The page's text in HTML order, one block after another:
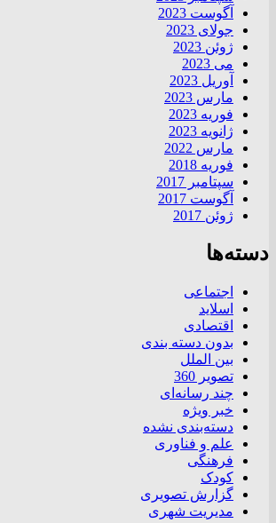
آگوست 2023
جولای 2023
ژوئن 2023
می 2023
آوریل 2023
مارس 2023
فوریه 2023
ژانویه 2023
مارس 2022
فوریه 2018
سپتامبر 2017
آگوست 2017
ژوئن 2017
دسته‌ها
اجتماعی
اسلاید
اقتصادی
بدون دسته بندی
بین الملل
تصویر 360
چند رسانه‌ای
خبر ویژه
دسته‌بندی نشده
علم و فناوری
فرهنگی
کودک
گزارش تصویری
مدیریت شهری